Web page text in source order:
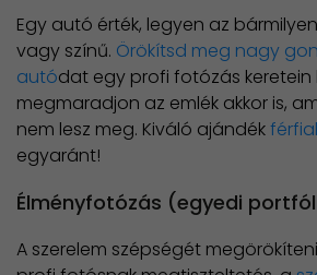
Egy autó érték, legyen az
vagy színű. Örökítsd meg nagy
autódat egy profi fotózás keretein
megmaradjon az emlék akkor is,
nem lesz meg. Kiváló ajándék
egyaránt!
Élményfotózás (egyedi
A szerelem szépségét